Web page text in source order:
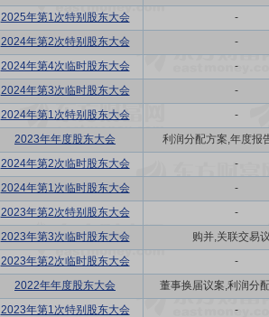
2025年第1次特别股东大会
-
2024年第2次特别股东大会
-
2024年第4次临时股东大会
-
2024年第3次临时股东大会
-
2024年第1次特别股东大会
-
2023年年度股东大会
利润分配方案,年度报
2024年第2次临时股东大会
-
2024年第1次临时股东大会
-
2023年第2次特别股东大会
-
2023年第3次临时股东大会
购并,关联交易
2023年第2次临时股东大会
-
2022年年度股东大会
董事换届议案,利润分
2023年第1次特别股东大会
-